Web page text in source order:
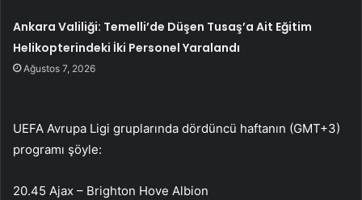
Ankara Valiliği: Temelli’de Düşen Tusaş’a Ait Eğitim
Helikopterindeki İki Personel Yaralandı
Ağustos 7, 2026
UEFA Avrupa Ligi gruplarında dördüncü haftanın (GMT+3)
programı şöyle:
20.45 Ajax – Brighton Hove Albion